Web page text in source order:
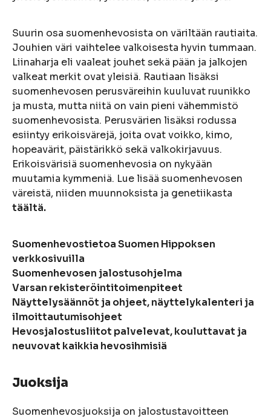
Suurin osa suomenhevosista on väriltään rautiaita.
Jouhien väri vaihtelee valkoisesta hyvin tummaan.
Liinaharja eli vaaleat jouhet sekä pään ja jalkojen
valkeat merkit ovat yleisiä. Rautiaan lisäksi
suomenhevosen perusväreihin kuuluvat ruunikko
ja musta, mutta niitä on vain pieni vähemmistö
suomenhevosista. Perusvärien lisäksi rodussa
esiintyy erikoisvärejä, joita ovat voikko, kimo,
hopeavärit, päistärikkö sekä valkokirjavuus.
Erikoisvärisiä suomenhevosia on nykyään
muutamia kymmeniä. Lue lisää suomenhevosen
väreistä, niiden muunnoksista ja genetiikasta
täältä.
Suomenhevostietoa Suomen Hippoksen
verkkosivuilla
Suomenhevosen jalostusohjelma
Varsan rekisteröintitoimenpiteet
Näyttelysäännöt ja ohjeet, näyttelykalenteri ja
ilmoittautumisohjeet
Hevosjalostusliitot palvelevat, kouluttavat ja
neuvovat kaikkia hevosihmisiä
Juoksija
Suomenhevosjuoksija on jalostustavoitteen